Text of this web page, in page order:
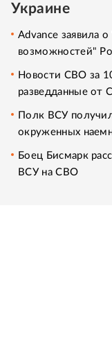
Украине
Advance заявила
возможностей"
Новости СВО за
разведданные от
Полк ВСУ
окруженных
Боец Бисмарк
ВСУ на СВО